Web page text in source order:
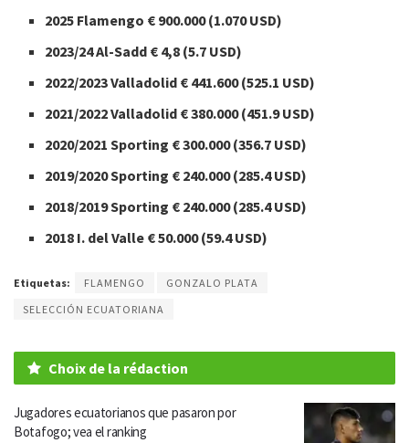
2025 Flamengo € 900.000 (1.070 USD)
2023/24 Al-Sadd € 4,8 (5.7 USD)
2022/2023 Valladolid € 441.600 (525.1 USD)
2021/2022 Valladolid € 380.000 (451.9 USD)
2020/2021 Sporting € 300.000 (356.7 USD)
2019/2020 Sporting € 240.000 (285.4 USD)
2018/2019 Sporting € 240.000 (285.4 USD)
2018 I. del Valle € 50.000 (59.4 USD)
Etiquetas: FLAMENGO
GONZALO PLATA
SELECCIÓN ECUATORIANA
Choix de la rédaction
Jugadores ecuatorianos que pasaron por
Botafogo; vea el ranking